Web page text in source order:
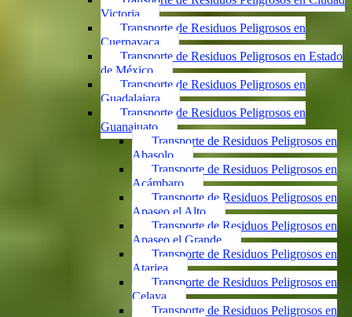
Victoria
Transporte de Residuos Peligrosos en
Cuernavaca
Transporte de Residuos Peligrosos en Estado
de México
Transporte de Residuos Peligrosos en
Guadalajara
Transporte de Residuos Peligrosos en
Guanajuato
Transporte de Residuos Peligrosos en
Abasolo
Transporte de Residuos Peligrosos en
Acámbaro
Transporte de Residuos Peligrosos en
Apaseo el Alto
Transporte de Residuos Peligrosos en
Apaseo el Grande
Transporte de Residuos Peligrosos en
Atarjea
Transporte de Residuos Peligrosos en
Celaya
Transporte de Residuos Peligrosos en